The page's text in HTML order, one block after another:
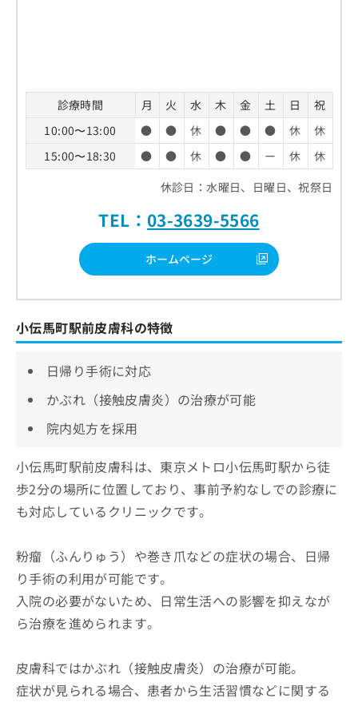
診療時間 月 火 水 木 金 土 日
祝
10:00〜13:00
● ● 休 ● ● ● 休
休
15:00〜18:30
● ● 休 ● ● ー 休
休
休診日：水曜日、日曜日、祝祭日
TEL： 03-3639-5566
ホームページ
小伝馬町駅前皮膚科の特徴
日帰り手術に対応
かぶれ（接触皮膚炎）の治療が可能
院内処方を採用
小伝馬町駅前皮膚科は、東京メトロ小伝馬町駅から徒
歩2分の場所に位置しており、事前予約なしでの診療に
も対応しているクリニックです。
粉瘤（ふんりゅう）や巻き爪などの症状の場合、日帰
り手術の利用が可能です。
入院の必要がないため、日常生活への影響を抑えなが
ら治療を進められます。
皮膚科ではかぶれ（接触皮膚炎）の治療が可能。
症状が見られる場合、患者から生活習慣などに関する